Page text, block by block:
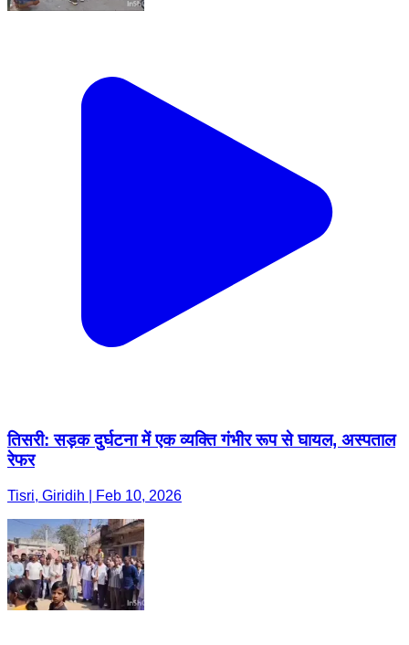
तिसरी: सड़क दुर्घटना में एक व्यक्ति गंभीर रूप से घायल, अस्पताल
रेफर
Tisri, Giridih | Feb 10, 2026